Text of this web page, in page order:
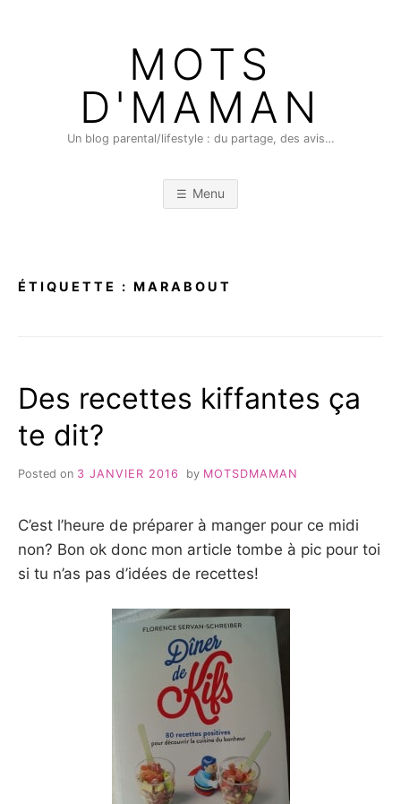
MOTS
D'MAMAN
Un blog parental/lifestyle : du partage, des avis…
Menu
ÉTIQUETTE : MARABOUT
Des recettes kiffantes ça
te dit?
Posted on 3 JANVIER 2016 by MOTSDMAMAN
C’est l’heure de préparer à manger pour ce midi
non? Bon ok donc mon article tombe à pic pour toi
si tu n’as pas d’idées de recettes!